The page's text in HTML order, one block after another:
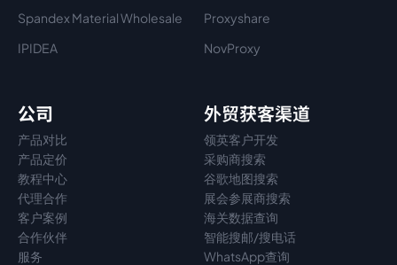
Spandex Material Wholesale​
Proxyshare
IPIDEA
NovProxy
公司
产品对比
产品定价
教程中心
代理合作
客户案例
合作伙伴
服务
外贸获客渠道
领英客户开发
采购商搜索
谷歌地图搜索
展会参展商搜索
海关数据查询
智能搜邮/搜电话
WhatsApp查询